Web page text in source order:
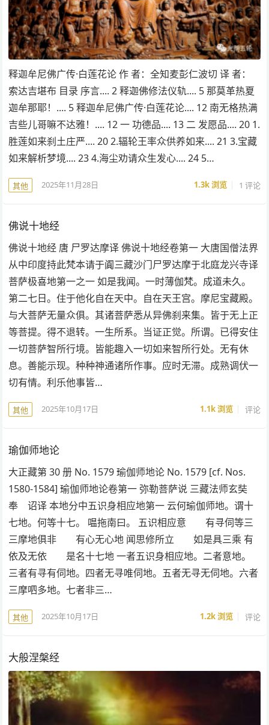
释迦牟尼佛广传·白莲花论 作 者：全知麦彭仁波切 译 者：
索达吉堪布 目录 序言.... 2 释迦佛修法仪轨.... 5 那莫革热夏
迦牟那耶！.... 5 释迦牟尼佛广传·白莲花论.... 12 南无格热满
吉些儿哥嘛不达雅！.... 12 一 功德品.... 13 二 发愿品.... 20 1.
胜莲如来刹土庄严.... 20 2.辐轮王率众供养如来.... 21 3.宝藏
如来解析梦境.... 23 4.海尘劝请众生发心.... 24 5…
其他 2025年11月28日 1.3k浏览 1 评论
佛说十地经
佛说十地经 唐 尸罗达摩译 佛说十地经卷第一 大唐国僧法界
从中印度持此梵本请于阗三藏沙门尸罗达摩于北庭龙兴寺译
菩萨极喜地第一之一 如是我闻。一时薄伽梵。成道未久。
第二七日。住于他化自在天中。自在天王宫。摩尼宝藏殿。
与大菩萨无量众俱。其诸菩萨悉从异佛刹来集。皆于无上正
等菩提。得不退转。一生所系。当证正觉。所谓。已得安住
一切菩萨智所行境。皆能趣入一切如来智所行处。无有休
息。善能示现。种种神通诸所作事。应时无滞。成熟调伏一
切有情。利乐他事皆…
其他 2025年10月17日 1.1k浏览 评论
瑜伽师地论
大正藏第 30 册 No. 1579 瑜伽师地论 No. 1579 [cf. Nos.
1580-1584] 瑜伽师地论卷第一 弥勒菩萨说 三藏法师玄奘
奉 诏译 本地分中五识身相应地第一 云何瑜伽师地。谓十
七地。何等十七。 嗢拖南曰。 五识相应意 有寻伺等三
三摩地俱非 有心无心地 闻思修所立 如是具三乘 有
依及无依 是名十七地 一者五识身相应地。二者意地。
三者有寻有伺地。四者无寻唯伺地。五者无寻无伺地。六者
三摩呬多地。七者非三…
其他 2025年10月17日 1.2k浏览 评论
大般涅槃经